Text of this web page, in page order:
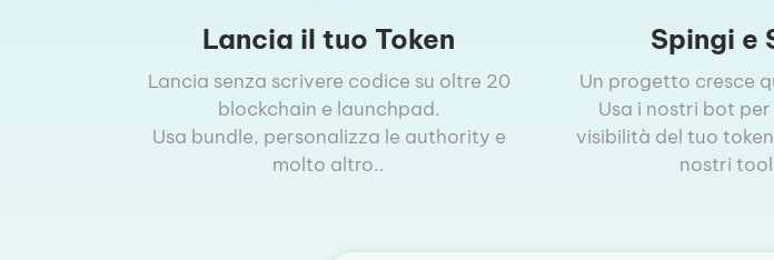
Lancia il tuo Token
Lancia senza scrivere codice su oltre 20
blockchain e launchpad.
Usa bundle, personalizza le authority e
molto altro..
Spingi e
Un progetto cresce
Usa i nostri bot
visibilità del tuo
nostri